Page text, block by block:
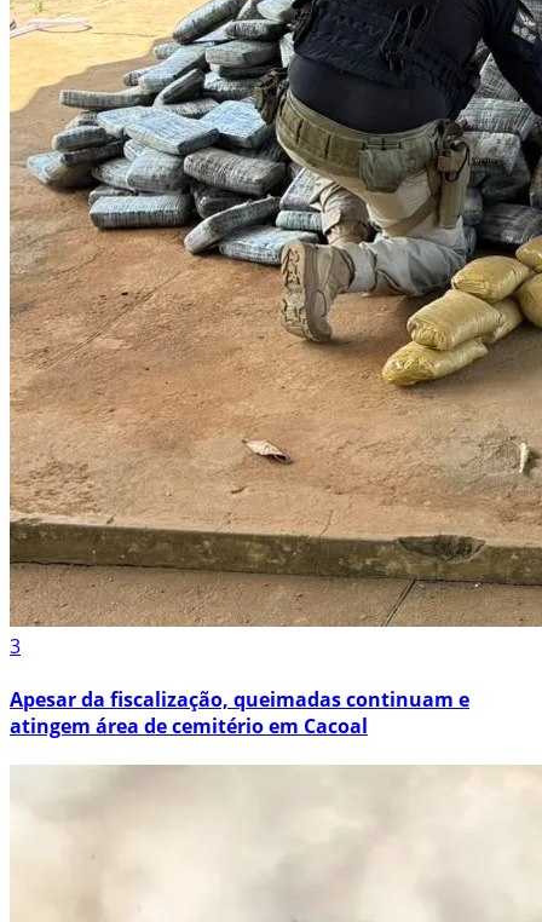
3
Apesar da fiscalização, queimadas continuam e
atingem área de cemitério em Cacoal